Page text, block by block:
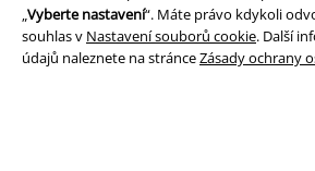
„Vyberte nastavení“. Máte právo kdykoli
souhlas v Nastavení souborů cookie. Další
údajů naleznete na stránceZásady ochrany
Likvidace odpadu a ochrana životního